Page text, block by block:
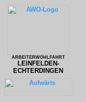
ARBEITERWOHLFAHRT
LEINFELDEN-
ECHTERDINGEN